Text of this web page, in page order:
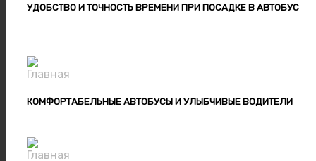
УДОБСТВО И ТОЧНОСТЬ ВРЕМЕНИ ПРИ ПОСАДКЕ В АВТОБУС
КОМФОРТАБЕЛЬНЫЕ АВТОБУСЫ И УЛЫБЧИВЫЕ ВОДИТЕЛИ